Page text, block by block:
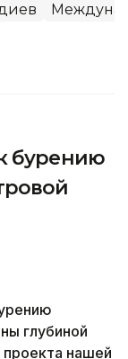
бурению
глубиной
нашей